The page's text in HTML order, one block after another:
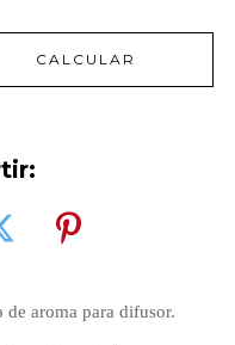
CALCULAR
de aroma para difusor.